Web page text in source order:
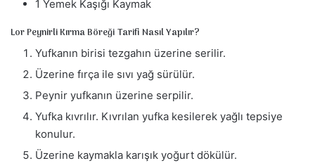
1 Yemek Kaşığı Kaymak
Lor Peynirli Kırma Böreği Tarifi Nasıl Yapılır?
Yufkanın birisi tezgahın üzerine serilir.
Üzerine fırça ile sıvı yağ sürülür.
Peynir yufkanın üzerine serpilir.
Yufka kıvrılır. Kıvrılan yufka kesilerek yağlı tepsiye
konulur.
Üzerine kaymakla karışık yoğurt dökülür.